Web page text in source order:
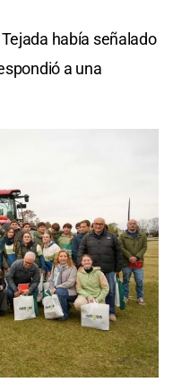
había señalado
a una